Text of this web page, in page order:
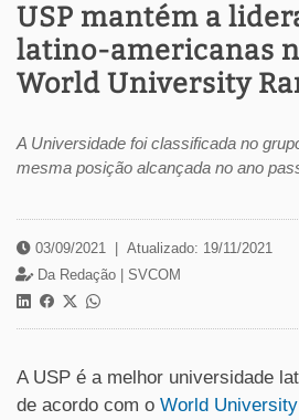
USP mantém a
latino-americanas
World University
A Universidade foi classificada no
mesma posição alcançada no ano
03/09/2021
Atualizado: 19/11/2021
Da Redação | SVCOM
A USP é a melhor universidade
de acordo com o World